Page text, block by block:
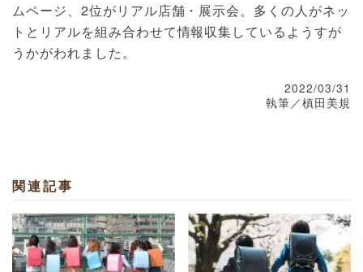
ムページ、2位がリアル店舗・展示会。多くの人がネッ
トとリアルを組み合わせて情報収集しているようすが
うかがわれました。
2022/03/31
執筆／槙田美規
関連記事